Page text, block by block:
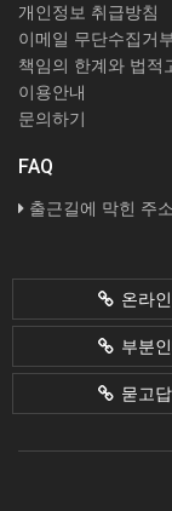
개인정보 취급방침
이메일 무단수집거
책임의 한계와 법적
이용안내
문의하기
FAQ
출근길에 막힌 주
온라
부분
묻고